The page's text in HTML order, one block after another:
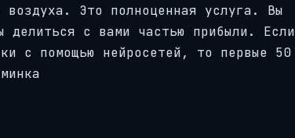
Это полноценная услуга. Вы
делиться с вами частью прибыли. Если
с помощью нейросетей, то первые 50